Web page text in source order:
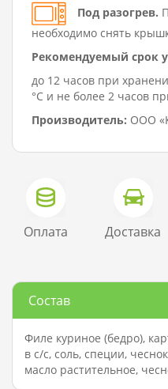
Под разогрев.
необходимо снять
Рекомендуемый срок
до 12 часов при
°C и не более 2 часов
Производитель: ООО
Состав
Филе куриное (бедро),
в с/с, соль, специи,
масло растительное,
Оплата Доставка